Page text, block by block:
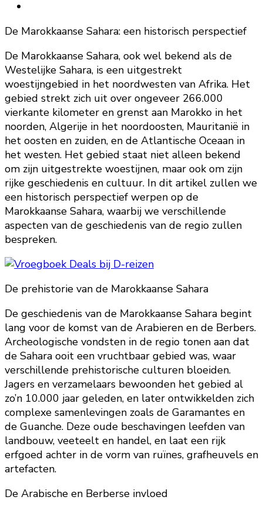
De Marokkaanse Sahara: een historisch perspectief
De Marokkaanse Sahara, ook wel bekend als de
Westelijke Sahara, is een uitgestrekt
woestijngebied in het noordwesten van Afrika. Het
gebied strekt zich uit over ongeveer 266.000
vierkante kilometer en grenst aan Marokko in het
noorden, Algerije in het noordoosten, Mauritanië in
het oosten en zuiden, en de Atlantische Oceaan in
het westen. Het gebied staat niet alleen bekend
om zijn uitgestrekte woestijnen, maar ook om zijn
rijke geschiedenis en cultuur. In dit artikel zullen we
een historisch perspectief werpen op de
Marokkaanse Sahara, waarbij we verschillende
aspecten van de geschiedenis van de regio zullen
bespreken.
De prehistorie van de Marokkaanse Sahara
De geschiedenis van de Marokkaanse Sahara begint
lang voor de komst van de Arabieren en de Berbers.
Archeologische vondsten in de regio tonen aan dat
de Sahara ooit een vruchtbaar gebied was, waar
verschillende prehistorische culturen bloeiden.
Jagers en verzamelaars bewoonden het gebied al
zo’n 10.000 jaar geleden, en later ontwikkelden zich
complexe samenlevingen zoals de Garamantes en
de Guanche. Deze oude beschavingen leefden van
landbouw, veeteelt en handel, en laat een rijk
erfgoed achter in de vorm van ruïnes, grafheuvels en
artefacten.
De Arabische en Berberse invloed